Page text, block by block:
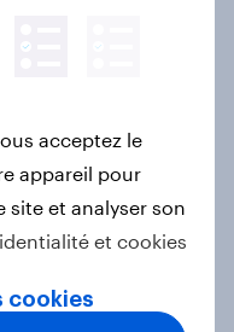
trains : les
acceptez le
appareil pour
site et analyser son
et cookies
cookies